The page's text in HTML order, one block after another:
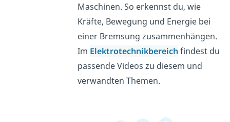
Maschinen. So erkennst du, wie
Kräfte, Bewegung und Energie bei
einer Bremsung zusammenhängen.
Im Elektrotechnikbereich findest du
passende Videos zu diesem und
verwandten Themen.